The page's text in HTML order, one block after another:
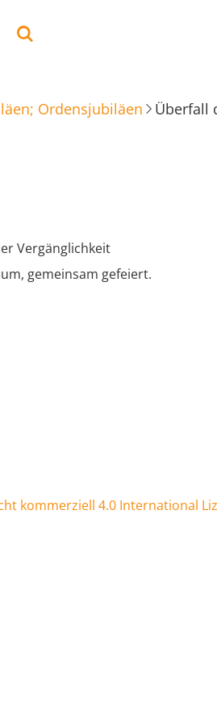
Ordensjubiläen
Vergänglichkeit
gemeinsam gefeiert.
kommerziell 4.0 International